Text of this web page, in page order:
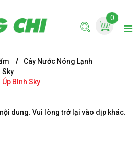
0
Cây Nước Nóng Lạnh
Sky
Bình Sky
dung. Vui lòng trở lại vào dịp khác.